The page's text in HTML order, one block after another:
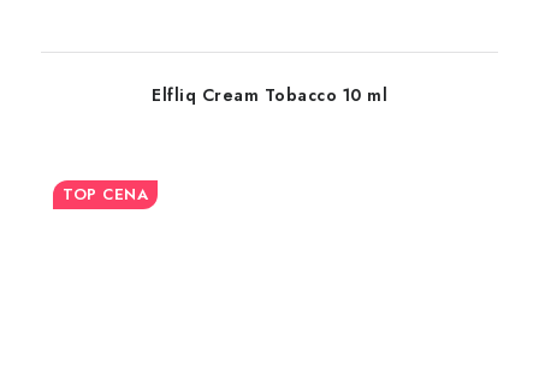
Elfliq Cream Tobacco 10 ml
TOP CENA